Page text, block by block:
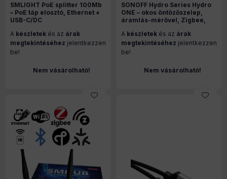
SMLIGHT PoE splitter 100Mb
– PoE táp elosztó, Ethernet +
USB-C/DC
A készletek és az árak
megtekintéséhez jelentkezzen
be!
Nem vásárolható!
SONOFF Hydro Series Hydro
ONE – okos öntözőszelep,
áramlás-mérővel, Zigbee,
A készletek és az árak
megtekintéséhez jelentkezzen
be!
Nem vásárolható!